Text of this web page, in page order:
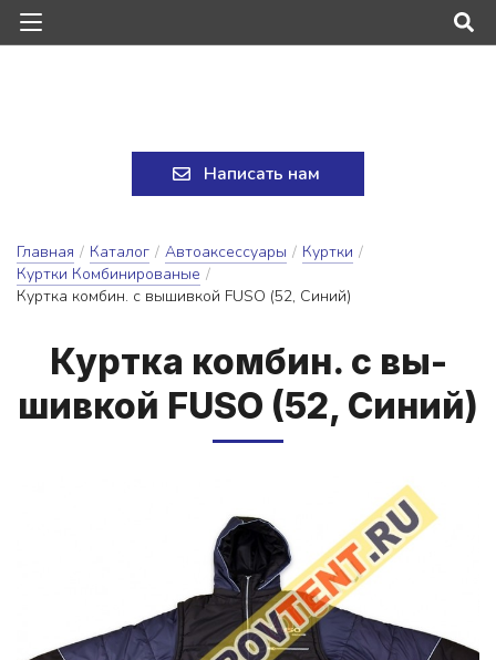
Написать нам
Главная / Каталог / Автоаксессуары / Куртки /
Куртки Комбинированые /
Куртка комбин. с вышивкой FUSO (52, Синий)
Кур­тка ком­бин. с вы­
шив­кой FUSO (52, Си­ний)